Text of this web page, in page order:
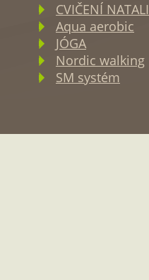
CVIČENÍ NATALI
Aqua aerobic
JÓGA
Nordic walking
SM systém